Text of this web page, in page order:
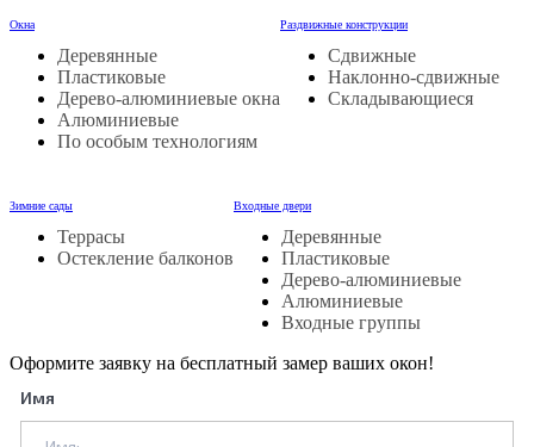
Окна
Деревянные
Пластиковые
Дерево-алюминиевые окна
Алюминиевые
По особым технологиям
Раздвижные конструкции
Сдвижные
Наклонно-сдвижные
Складывающиеся
Зимние сады
Террасы
Остекление балконов
Входные двери
Деревянные
Пластиковые
Дерево-алюминиевые
Алюминиевые
Входные группы
Оформите заявку на бесплатный замер ваших окон!
Имя